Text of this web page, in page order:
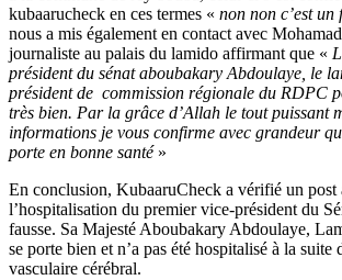
kubaarucheck en ces termes « non non c’est un
nous a mis également en contact avec
journaliste au palais du lamido affirmant que «
président du sénat aboubakary Abdoulaye, le
président de commission régionale du RDPC
très bien. Par la grâce d’Allah le tout puissant
informations je vous confirme avec grandeur
porte en bonne santé »
En conclusion, KubaaruCheck a vérifié un post
l’hospitalisation du premier vice-président du
fausse. Sa Majesté Aboubakary Abdoulaye,
se porte bien et n’a pas été hospitalisé à la suite
vasculaire cérébral.